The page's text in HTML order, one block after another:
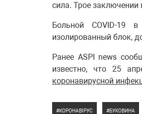
сила. Трое заключении
Больной COVID-19
изолированный блок,
Ранее ASPI news
известно, что 25
коронавирусной
КОРОНАВІРУС БУКОВИНА